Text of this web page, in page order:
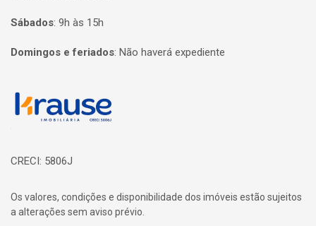
Sábados: 9h às 15h
Domingos e feriados: Não haverá expediente
Página inicial
CRECI: 5806J
Os valores, condições e disponibilidade dos imóveis estão sujeitos
a alterações sem aviso prévio.